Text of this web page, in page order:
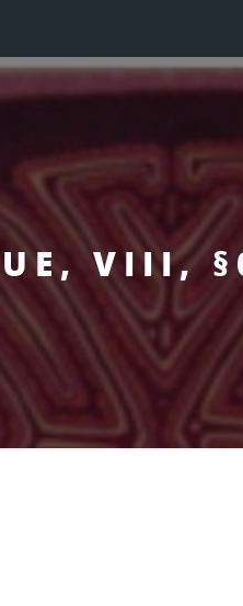
VIII,